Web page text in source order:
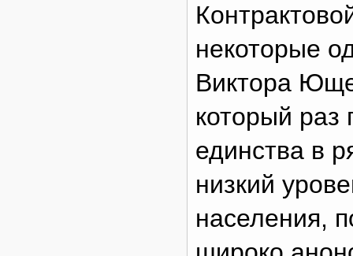
некоторые
Виктора
который раз
единства в
низкий
населения,